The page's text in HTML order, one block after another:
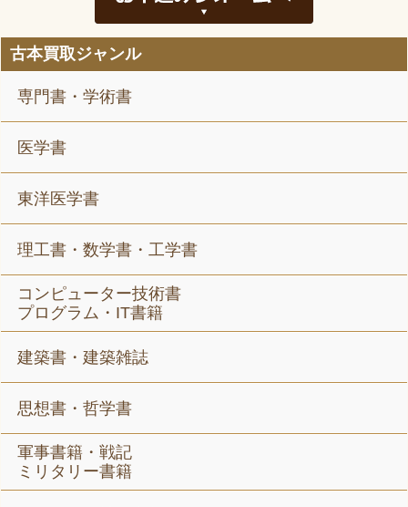
古本買取ジャンル
専門書・学術書
医学書
東洋医学書
理工書・数学書・工学書
コンピューター技術書
プログラム・IT書籍
建築書・建築雑誌
思想書・哲学書
軍事書籍・戦記
ミリタリー書籍